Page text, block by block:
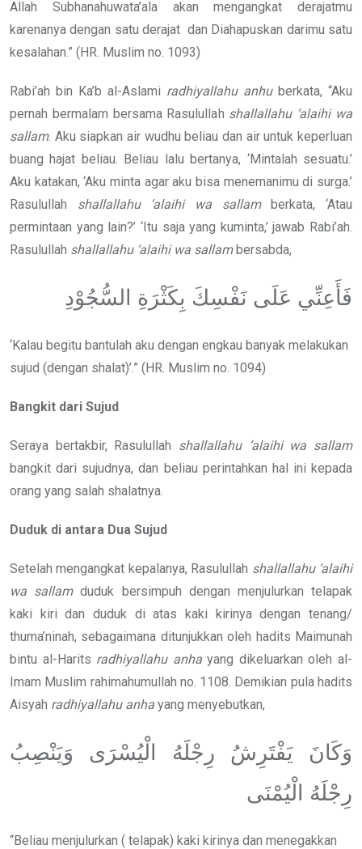
Allah Subhanahuwata’ala akan mengangkat derajatmu
karenanya dengan satu derajat dan Diahapuskan darimu satu
kesalahan.” (HR. Muslim no. 1093)
Rabi’ah bin Ka’b al-Aslami radhiyallahu anhu berkata, “Aku
pernah bermalam bersama Rasulullah shallallahu ‘alaihi wa
sallam. Aku siapkan air wudhu beliau dan air untuk keperluan
buang hajat beliau. Beliau lalu bertanya, ‘Mintalah sesuatu.’
Aku katakan, ‘Aku minta agar aku bisa menemanimu di surga.’
Rasulullah shallallahu ‘alaihi wa sallamberkata, ‘Atau
permintaan yang lain?’ ‘Itu saja yang kuminta,’ jawab Rabi’ah.
Rasulullah shallallahu ‘alaihi wa sallambersabda,
فَأَعِنِّي عَلَى نَفْسِكَ بِكَثْرَةِ السُّجُوْدِ
‘Kalau begitu bantulah aku dengan engkau banyak melakukan
sujud (dengan shalat)’.” (HR. Muslim no. 1094)
Bangkit dari Sujud
Seraya bertakbir, Rasulullah shallallahu ‘alaihi wa sallam
bangkit dari sujudnya, dan beliau perintahkan hal ini kepada
orang yang salah shalatnya.
Duduk di antara Dua Sujud
Setelah mengangkat kepalanya, Rasulullah shallallahu ‘alaihi
wa sallamduduk bersimpuh dengan menjulurkan telapak
kaki kiri dan duduk di atas kaki kirinya dengan tenang/
thuma’ninah, sebagaimana ditunjukkan oleh hadits Maimunah
bintu al-Harits radhiyallahu anhayang dikeluarkan oleh al-
Imam Muslim rahimahumullah no. 1108. Demikian pula hadits
Aisyah radhiyallahu anha yang menyebutkan,
وَكَانَ يَفْتَرِشُ رِجْلَهُ الْيُسْرَى وَيَنْصِبُ
رِجْلَهُ الْيُمْنَى
“Beliau menjulurkan ( telapak) kaki kirinya dan menegakkan